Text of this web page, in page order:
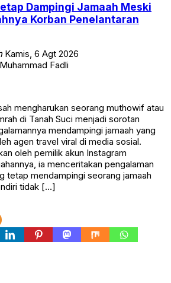
Dampingi Jamaah Meski
Korban Penelantaran
Kamis, 6 Agt 2026
Fadli
mengharukan seorang muthowif atau
di Tanah Suci menjadi sorotan
mendampingi jamaah yang
agen travel viral di media sosial.
oleh pemilik akun Instagram
ia menceritakan pengalaman
tetap mendampingi seorang jamaah
tidak […]